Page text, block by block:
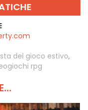
del gioco estivo,
rpg